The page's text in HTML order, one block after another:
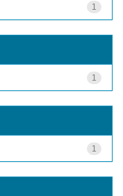
1
1
1